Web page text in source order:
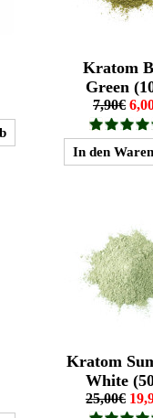
Kratom
Green
7,90€
Kratom
White
25,00€